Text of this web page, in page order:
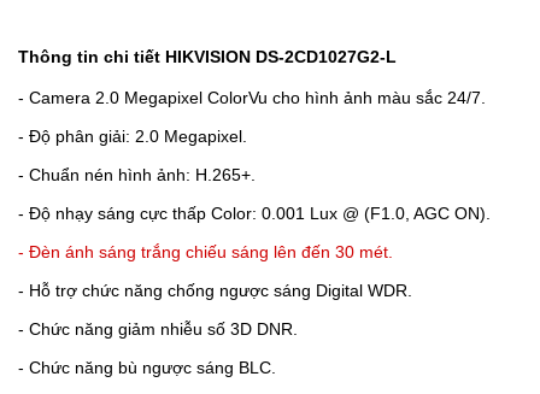
Thông tin chi tiết HIKVISION DS-2CD1027G2-L
- Camera 2.0 Megapixel ColorVu cho hình ảnh màu sắc 24/7.
- Độ phân giải: 2.0 Megapixel.
- Chuẩn nén hình ảnh: H.265+.
- Độ nhạy sáng cực thấp Color: 0.001 Lux @ (F1.0, AGC ON).
- Đèn ánh sáng trắng chiếu sáng lên đến 30 mét.
- Hỗ trợ chức năng chống ngược sáng Digital WDR.
- Chức năng giảm nhiễu số 3D DNR.
- Chức năng bù ngược sáng BLC.